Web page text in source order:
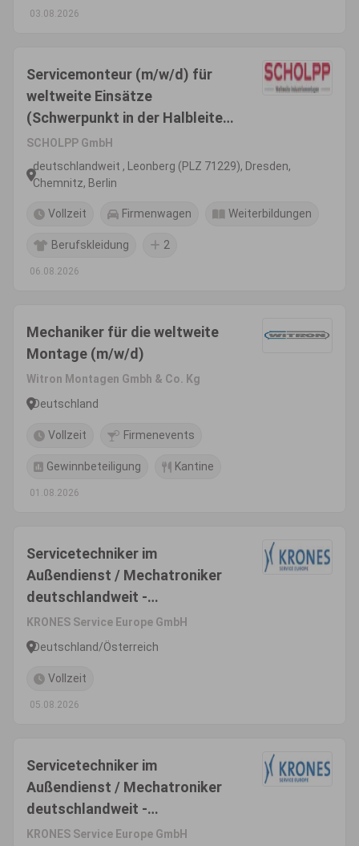
03.08.2026
Servicemonteur (m/w/d) für
weltweite Einsätze
(Schwerpunkt in der Halbleiter-
und Chipindustrie)
SCHOLPP GmbH
deutschlandweit , Leonberg (PLZ 71229), Dresden,
Chemnitz, Berlin
Vollzeit Firmenwagen Weiterbildungen
Berufskleidung 2
06.08.2026
Mechaniker für die weltweite
Montage (m/w/d)
Witron Montagen Gmbh & Co. Kg
Deutschland
Vollzeit Firmenevents
Gewinnbeteiligung Kantine
01.08.2026
Servicetechniker im
Außendienst / Mechatroniker
deutschlandweit -
Inbetriebnahme & Montage
(m/w/d) - Einsatzgebiet
KRONES Service Europe GmbH
Deutschland/Österreich
Vollzeit
05.08.2026
Servicetechniker im
Außendienst / Mechatroniker
deutschlandweit -
Inbetriebnahme & Montage
KRONES Service Europe GmbH